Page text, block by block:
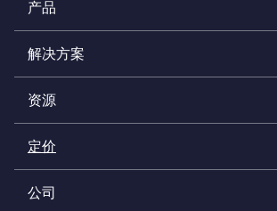
产品
解决方案
资源
定价
公司